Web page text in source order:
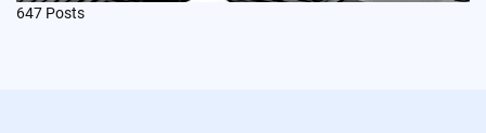
647 Posts